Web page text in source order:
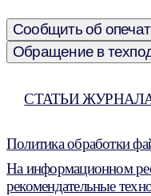
Сообщить об
Обращение в
СТАТЬИ
Политика обработки
На информационном
рекомендательные